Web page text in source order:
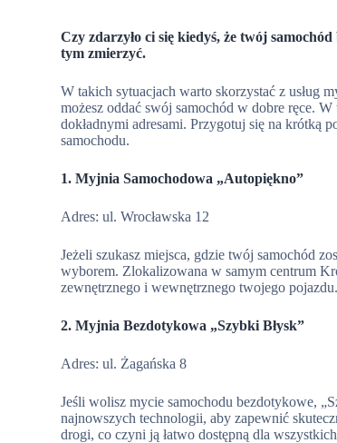
Czy zdarzyło ci się kiedyś, że twój
tym zmierzyć.
W takich sytuacjach warto skorzystać z usług
możesz oddać swój samochód w dobre ręce.
dokładnymi adresami. Przygotuj się na krótką
samochodu.
1. Myjnia Samochodowa „Autopiękno”
Adres: ul. Wrocławska 12
Jeżeli szukasz miejsca, gdzie twój samochód
wyborem. Zlokalizowana w samym centrum
zewnętrznego i wewnętrznego twojego
2. Myjnia Bezdotykowa „Szybki Błysk”
Adres: ul. Żagańska 8
Jeśli wolisz mycie samochodu bezdotykowe,
najnowszych technologii, aby zapewnić
drogi, co czyni ją łatwo dostępną dla